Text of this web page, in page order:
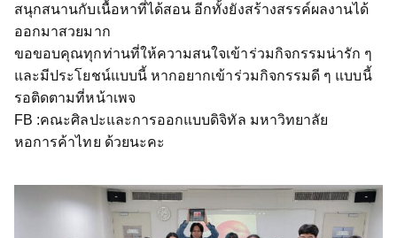
สนุกสนานกับเนื้อหาที่ได้สอน อีกทั้งยังสร้างสรรค์ผลงานได้
ออกมาสวยมาก
ขอขอบคุณทุกท่านที่ให้ความสนใจเข้าร่วมกิจกรรมน่ารัก ๆ
และมีประโยชน์แบบนี้ หากอยากเข้าร่วมกิจกรรมดี ๆ แบบนี้
รอติดตามที่หน้าเพจ
FB :คณะศิลปะและการออกแบบดิจิทัล มหาวิทยาลัย
หอการค้าไทย ด้วยนะคะ